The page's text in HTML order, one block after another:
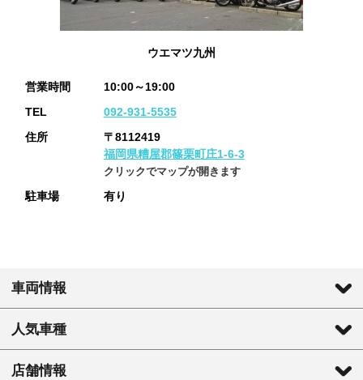
ウエマツ九州
営業時間
10:00～19:00
TEL
092-931-5535
住所
〒8112419
福岡県糟屋郡篠栗町庄1-6-3
クリックでマップが開きます
駐車場 有り
車両情報
人気車種
店舗情報